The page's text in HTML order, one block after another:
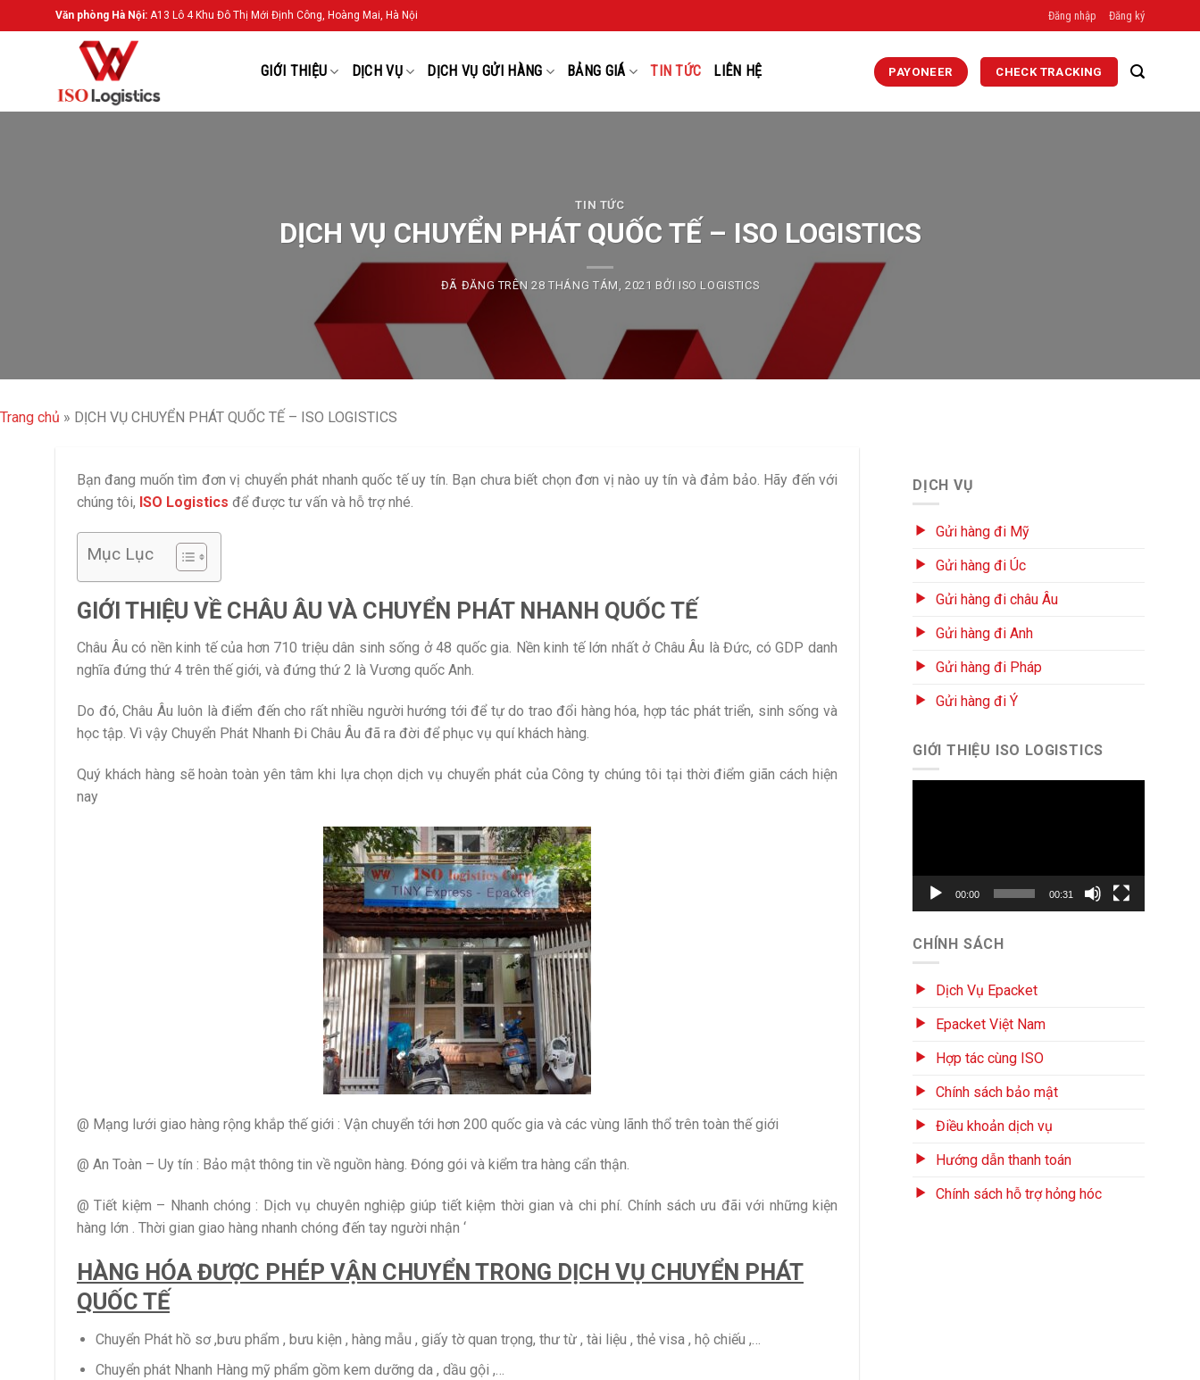
đến
Văn phòng Hà Nội: A13 Lô 4 Khu Đô Thị Mới Định Công, Hoàng Mai, Hà Nội Đăng nhập Đăng ký
GIỚI THIỆU DỊCH VỤ DỊCH VỤ GỬI HÀNG BẢNG GIÁ TIN TỨC LIÊN HỆ PAYONEER CHECK TRACKING
TIN TỨC
DỊCH VỤ CHUYỂN PHÁT QUỐC TẾ – ISO LOGISTICS
ĐÃ ĐĂNG TRÊN28 THÁNG TÁM, 2021 BỞI ISO LOGISTICS
Trang chủ » DỊCH VỤ CHUYỂN PHÁT QUỐC TẾ – ISO LOGISTICS
Bạn đang muốn tìm đơn vị chuyển phát nhanh quốc tế uy tín. Bạn chưa biết chọn đơn vị nào uy tín và đảm bảo. Hãy đến với
chúng tôi, ISO Logistics để được tư vấn và hỗ trợ nhé.
Mục Lục
GIỚI THIỆU VỀ CHÂU ÂU VÀ CHUYỂN PHÁT NHANH QUỐC TẾ
Châu Âu có nền kinh tế của hơn 710 triệu dân sinh sống ở 48 quốc gia. Nền kinh tế lớn nhất ở Châu Âu là Đức, có GDP danh
nghĩa đứng thứ 4 trên thế giới, và đứng thứ 2 là Vương quốc Anh.
Do đó, Châu Âu luôn là điểm đến cho rất nhiều người hướng tới để tự do trao đổi hàng hóa, hợp tác phát triển, sinh sống và
học tập. Vì vậy Chuyển Phát Nhanh Đi Châu Âu đã ra đời để phục vụ quí khách hàng.
Quý khách hàng sẽ hoàn toàn yên tâm khi lựa chọn dịch vụ chuyển phát của Công ty chúng tôi tại thời điểm giãn cách hiện
nay
@ Mạng lưới giao hàng rộng khắp thế giới : Vận chuyển tới hơn 200 quốc gia và các vùng lãnh thổ trên toàn thế giới
@ An Toàn – Uy tín : Bảo mật thông tin về nguồn hàng. Đóng gói và kiểm tra hàng cẩn thận.
@ Tiết kiệm – Nhanh chóng : Dịch vụ chuyên nghiệp giúp tiết kiệm thời gian và chi phí. Chính sách ưu đãi với những kiện
hàng lớn . Thời gian giao hàng nhanh chóng đến tay người nhận ‘
HÀNG HÓA ĐƯỢC PHÉP VẬN CHUYỂN TRONG DỊCH VỤ CHUYỂN PHÁT
QUỐC TẾ
Chuyển Phát hồ sơ ,bưu phẩm , bưu kiện , hàng mẫu , giấy tờ quan trọng, thư từ , tài liệu , thẻ visa , hộ chiếu ,…
Chuyển phát Nhanh Hàng mỹ phẩm gồm kem dưỡng da , dầu gội ,…
DỊCH VỤ
Gửi hàng đi Mỹ
Gửi hàng đi Úc
Gửi hàng đi châu Âu
Gửi hàng đi Anh
Gửi hàng đi Pháp
Gửi hàng đi Ý
GIỚI THIỆU ISO LOGISTICS
00:00 00:31
CHÍNH SÁCH
Dịch Vụ Epacket
Epacket Việt Nam
Hợp tác cùng ISO
Chính sách bảo mật
Điều khoản dịch vụ
Hướng dẫn thanh toán
Chính sách hỗ trợ hỏng hóc